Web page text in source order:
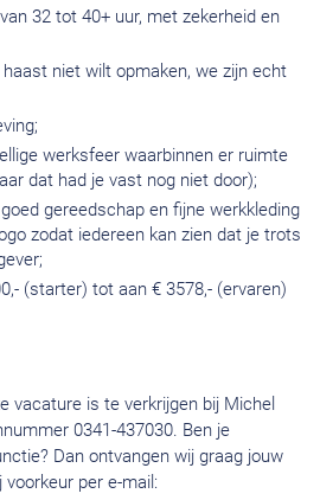
32 tot 40+ uur, met zekerheid en
niet wilt opmaken, we zijn echt
werksfeer waarbinnen er ruimte
dat had je vast nog niet door);
gereedschap en fijne werkkleding
zodat iedereen kan zien dat je trots
(starter) tot aan € 3578,- (ervaren)
vacature is te verkrijgen bij Michel
0341-437030. Ben je
Dan ontvangen wij graag jouw
per e-mail: